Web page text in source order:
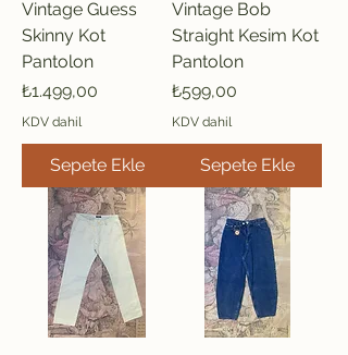
Vintage Guess
Skinny Kot
Pantolon
Fiyat
₺1.499,00
KDV dahil
Sepete Ekle
Vintage Bob
Straight Kesim Kot
Pantolon
Fiyat
₺599,00
KDV dahil
Sepete Ekle